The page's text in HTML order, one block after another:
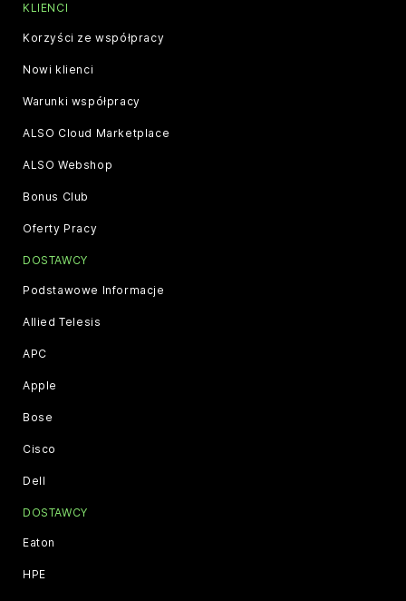
KLIENCI
Korzyści ze współpracy
Nowi klienci
Warunki współpracy
ALSO Cloud Marketplace
ALSO Webshop
Bonus Club
Oferty Pracy
DOSTAWCY
Podstawowe Informacje
Allied Telesis
APC
Apple
Bose
Cisco
Dell
DOSTAWCY
Eaton
HPE